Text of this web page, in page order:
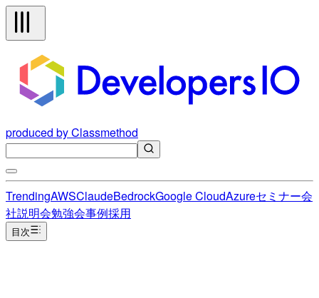
produced by Classmethod
TrendingAWSClaudeBedrockGoogle CloudAzureセミナー会
社説明会勉強会事例採用
目次